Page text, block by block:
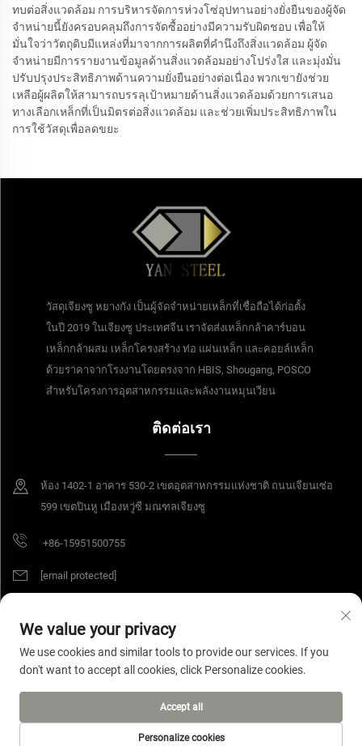
ทบต่อสิ่งแวดล้อม การบริหารจัดการห่วงโซ่อุปทานอย่างยั่งยืนของผู้จัด
จำหน่ายนี้ยังครอบคลุมถึงการจัดซื้ออย่างมีความรับผิดชอบ เพื่อให้
มั่นใจว่าวัตถุดิบมีแหล่งที่มาจากการผลิตที่คำนึงถึงสิ่งแวดล้อม ผู้จัด
จำหน่ายมีการรายงานข้อมูลด้านสิ่งแวดล้อมอย่างโปร่งใส และมุ่งมั่น
ปรับปรุงประสิทธิภาพด้านความยั่งยืนอย่างต่อเนื่อง พวกเขายังช่วย
เหลือผู้ผลิตให้สามารถบรรลุเป้าหมายด้านสิ่งแวดล้อมด้วยการเสนอ
ทางเลือกเหล็กที่เป็นมิตรต่อสิ่งแวดล้อม และช่วยเพิ่มประสิทธิภาพใน
การใช้วัสดุเพื่อลดขยะ
วัสดุเจียงซู หยางกัง เป็นผู้จัดจำหน่ายเหล็กที่เชื่อถือได้ก่อตั้ง
ในปี 2019 ในเจียงซู ประเทศจีน เราจัดส่งเหล็กกล้าคาร์บอน
เหล็กกล้าผสม เหล็กโครงสร้าง ท่อ แผ่นเหล็ก และคอยล์เหล็ก
ด้วยราคาจากโรงงานโดยตรงจาก HBIS, Shougang, POSCO
สำหรับโครงการอุตสาหกรรมและพลังงานหมุนเวียน
ติดต่อเรา
ห้อง 1402-1 อาคาร 530-2 เขตอุตสาหกรรมแห่งชาติ ถนนเจียนเซ่อ
599 เขตปินหู เมืองหวู่ซี มณฑลเจียงซู
+86-15951500755
[email protected]
สงวนลิขสิทธิ์ © 2025 บริษัท Jiangsu Yangang Materials จำกัด สงวนสิทธิ์ทุก
ประการ นโยบายความเป็นส่วนตัว
We value your privacy
We use cookies and similar tools to provide our services. If you
don't want to accept all cookies, click Personalize cookies.
Personalize cookies
Accept all